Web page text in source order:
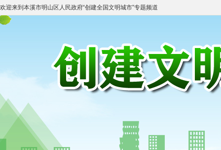
欢迎来到 本溪市明山区人民政府“创建全国文明城市”专题频道